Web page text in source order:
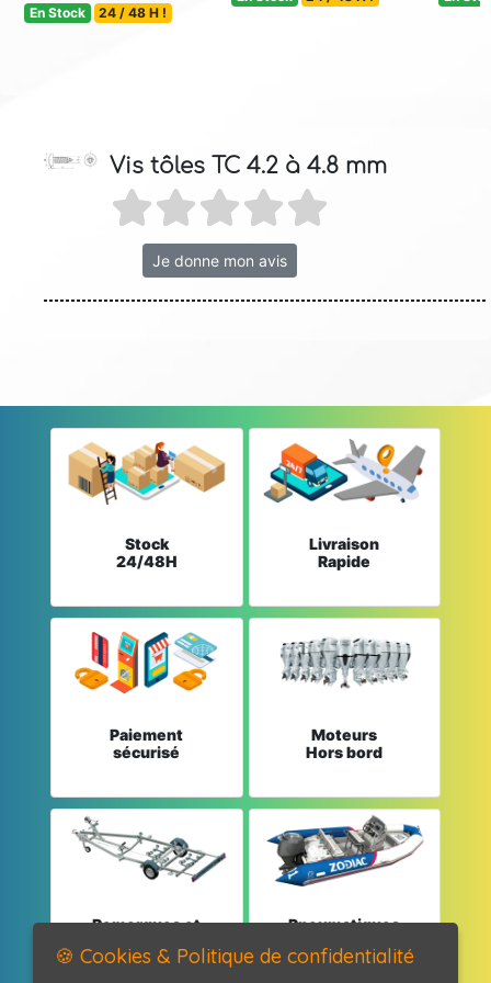
En Stock 24 / 48 H !
Vis tôles TC 4.2 à 4.8 mm
Je donne mon avis
Stock
24/48H
Livraison
Rapide
Paiement
sécurisé
Moteurs
Hors bord
Remorques et
Pneumatiques
🍪 Cookies & Politique de confidentialité